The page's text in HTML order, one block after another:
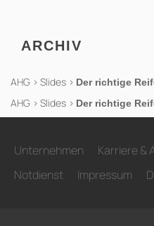
ARCHIV
AHG > Slides > Der richtige
AHG > Slides > Der richtige
Unternehmen Karriere &
Notdienst
Impressum